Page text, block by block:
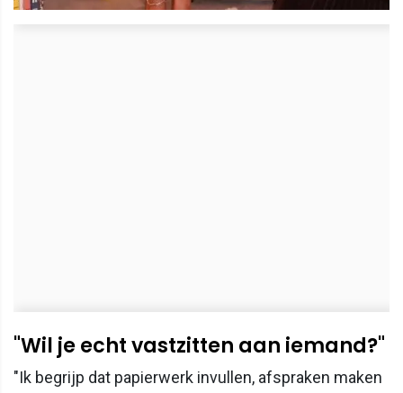
"Wil je echt vastzitten aan iemand?"
"Ik begrijp dat papierwerk invullen, afspraken maken